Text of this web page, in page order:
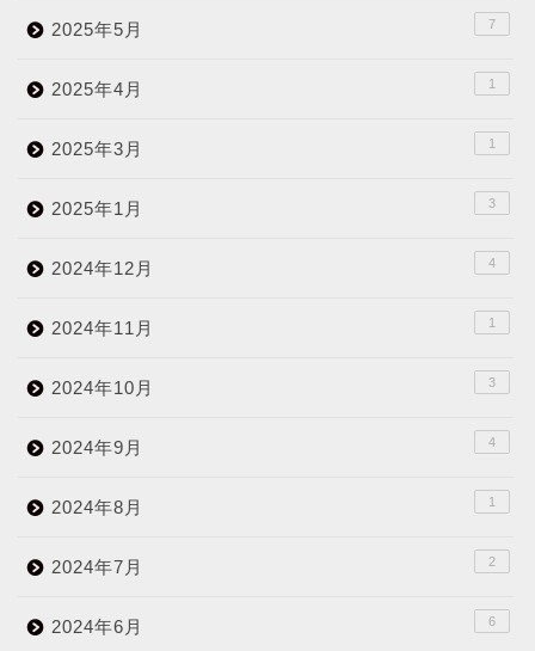
2025年5月 7
2025年4月 1
2025年3月 1
2025年1月 3
2024年12月 4
2024年11月 1
2024年10月 3
2024年9月 4
2024年8月 1
2024年7月 2
2024年6月 6